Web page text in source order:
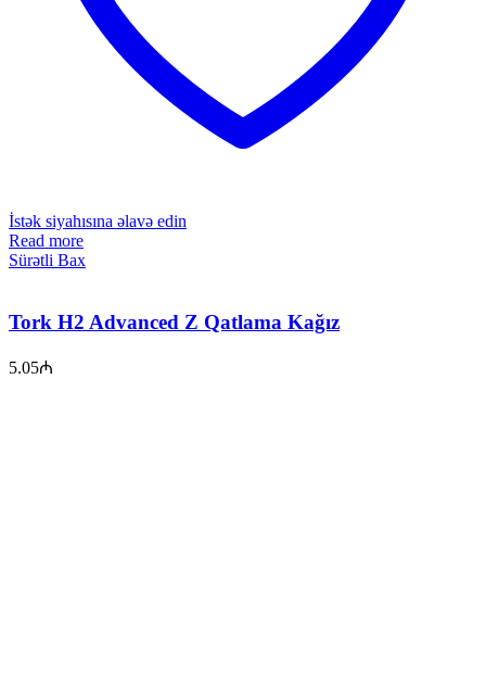
İstək siyahısına əlavə edin
Read more
Sürətli Bax
Tork H2 Advanced Z Qatlama Kağız
5.05₼